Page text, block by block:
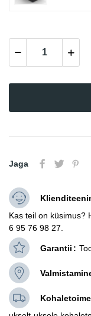
Jaga
Kas teil on küsimus?
6 95 76 98 27.
Garantii